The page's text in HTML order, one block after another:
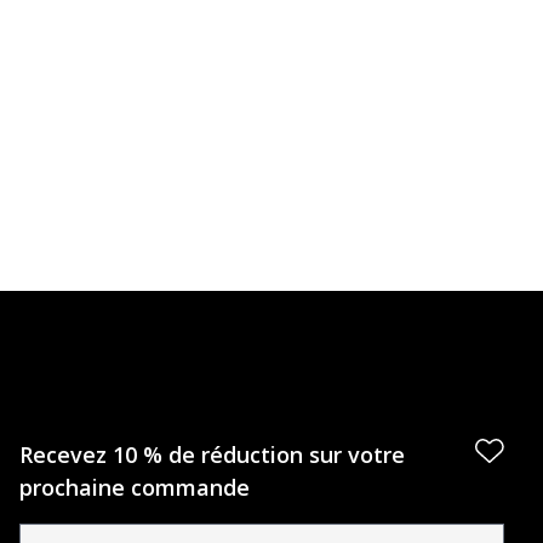
Recevez 10 % de réduction sur votre
prochaine commande